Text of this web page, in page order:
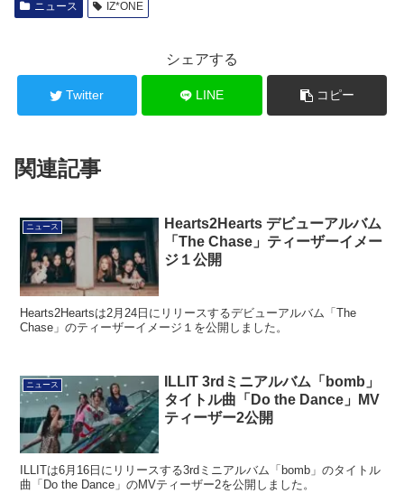
ニュース IZ*ONE
シェアする
Twitter LINE コピー
関連記事
ニュース
Hearts2Hearts デビューアルバム
「The Chase」ティーザーイメー
ジ１公開
Hearts2Heartsは2月24日にリリースするデビューアルバム「The
Chase」のティーザーイメージ１を公開しました。
ニュース
ILLIT 3rdミニアルバム「bomb」
タイトル曲「Do the Dance」MV
ティーザー2公開
ILLITは6月16日にリリースする3rdミニアルバム「bomb」のタイトル
曲「Do the Dance」のMVティーザー2を公開しました。